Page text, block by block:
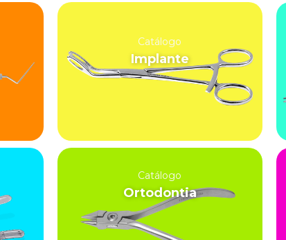
Catálogo
Implante
Catálogo
Ortodontia